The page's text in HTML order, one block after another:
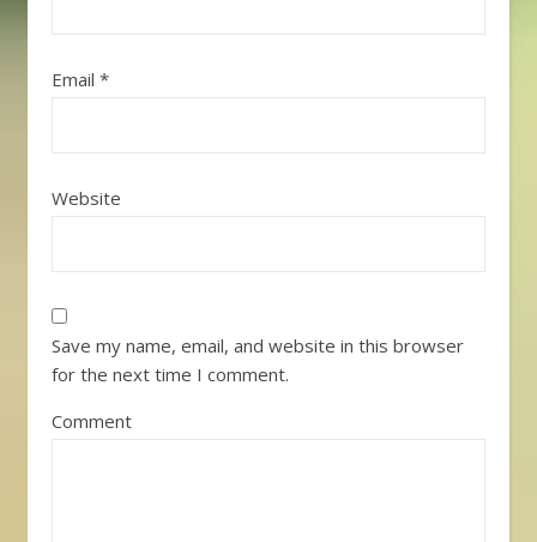
Email *
Website
Save my name, email, and website in this browser
for the next time I comment.
Comment